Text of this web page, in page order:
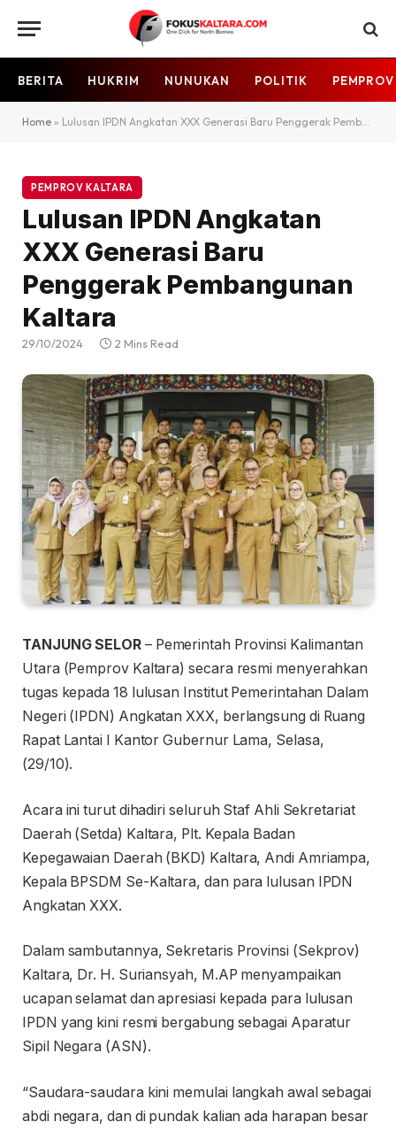
BERITA HUKRIM NUNUKAN POLITIK
Home » Lulusan IPDN Angkatan XXX Generasi Baru Penggerak Pembangunan Kaltara
PEMPROV KALTARA
Lulusan IPDN Angkatan
XXX Generasi Baru
Penggerak Pembangunan
Kaltara
29/10/2024 2 Mins Read
TANJUNG SELOR– Pemerintah Provinsi Kalimantan
Utara (Pemprov Kaltara) secara resmi menyerahkan
tugas kepada 18 lulusan Institut Pemerintahan Dalam
Negeri (IPDN) Angkatan XXX, berlangsung di Ruang
Rapat Lantai I Kantor Gubernur Lama, Selasa,
(29/10).
Acara ini turut dihadiri seluruh Staf Ahli Sekretariat
Daerah (Setda) Kaltara, Plt. Kepala Badan
Kepegawaian Daerah (BKD) Kaltara, Andi Amriampa,
Kepala BPSDM Se-Kaltara, dan para lulusan IPDN
Angkatan XXX.
Dalam sambutannya, Sekretaris Provinsi (Sekprov)
Kaltara, Dr. H. Suriansyah, M.AP menyampaikan
ucapan selamat dan apresiasi kepada para lulusan
IPDN yang kini resmi bergabung sebagai Aparatur
Sipil Negara (ASN).
“Saudara-saudara kini memulai langkah awal sebagai
abdi negara, dan di pundak kalian ada harapan besar